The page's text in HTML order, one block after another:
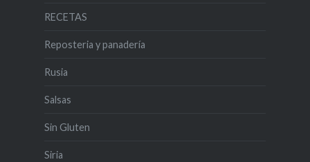
RECETAS
Reposteria y panadería
Rusia
Salsas
Sin Gluten
Siria